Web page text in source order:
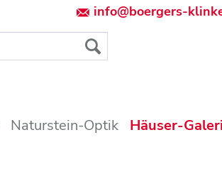
info@boergers-
Naturstein-Optik Häuser-